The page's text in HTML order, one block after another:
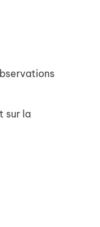
sur la